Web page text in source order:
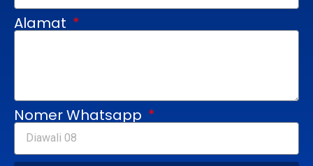
Alamat
Nomer Whatsapp